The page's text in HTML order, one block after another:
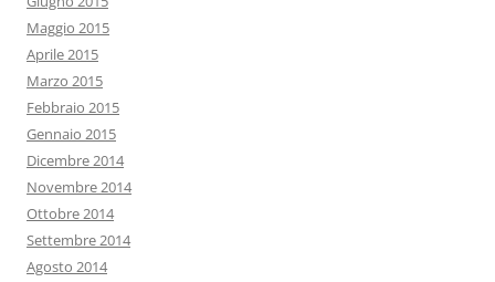
Maggio 2015
Aprile 2015
Marzo 2015
Febbraio 2015
Gennaio 2015
Dicembre 2014
Novembre 2014
Ottobre 2014
Settembre 2014
Agosto 2014